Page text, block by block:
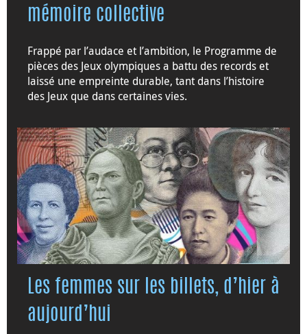
mémoire collective
Frappé par l’audace et l’ambition, le Programme de
pièces des Jeux olympiques a battu des records et
laissé une empreinte durable, tant dans l’histoire
des Jeux que dans certaines vies.
Les femmes sur les billets, d’hier à
aujourd’hui